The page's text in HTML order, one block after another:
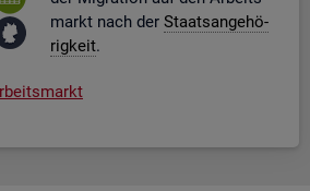
markt nach der Staats­an­ge­hö­
rig­keit.